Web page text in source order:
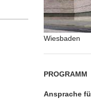
Wiesbaden
PROGRAMM
Ansprache